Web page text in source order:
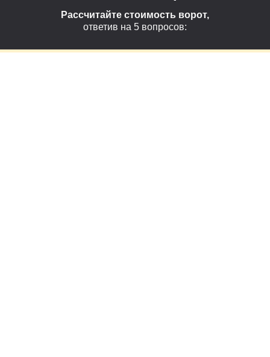
Рассчитайте стоимость ворот,
ответив на 5 вопросов: